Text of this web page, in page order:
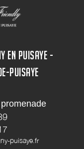
EN PUISAYE -
PUISAYE
puisaye.fr